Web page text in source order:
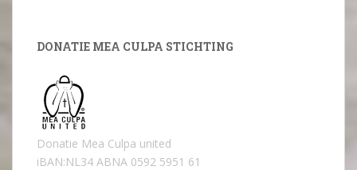
DONATIE MEA CULPA STICHTING
Donatie Mea Culpa united
iBAN:NL34 ABNA 0592 5951 61